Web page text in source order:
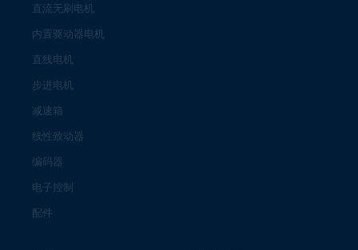
直流无刷电机
内置驱动器电机
直线电机
步进电机
减速箱
线性致动器
编码器
电子控制
配件